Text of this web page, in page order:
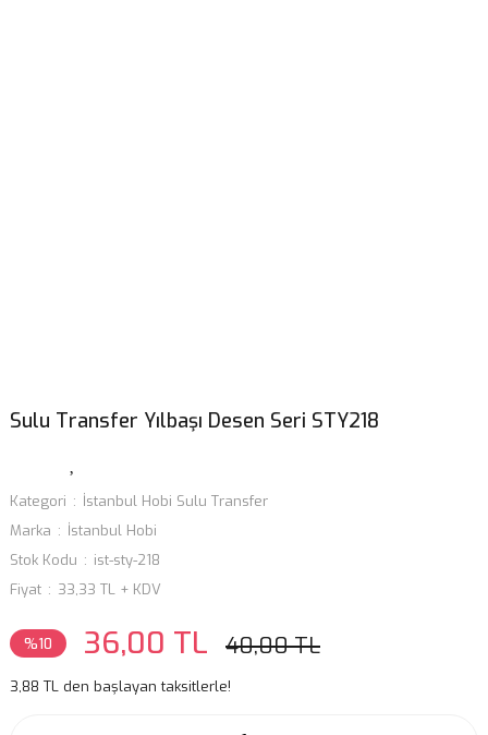
Sulu Transfer Yılbaşı Desen Seri STY218
Kategori
İstanbul Hobi Sulu Transfer
Marka
İstanbul Hobi
Stok Kodu
ist-sty-218
Fiyat
33,33 TL + KDV
%10 36,00 TL 40,00 TL
3,88 TL den başlayan taksitlerle!